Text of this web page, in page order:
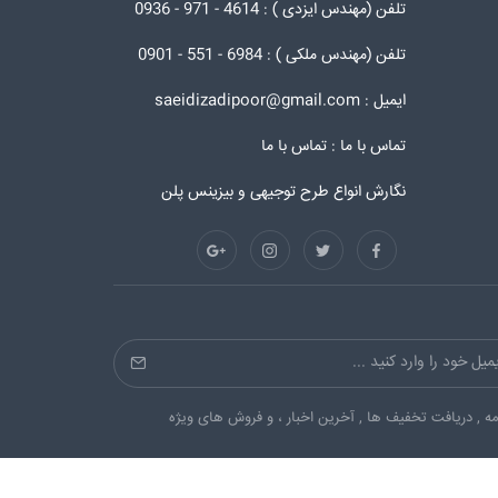
تلفن (مهندس ایزدی ) : 4614 - 971 - 0936
تلفن (مهندس ملکی ) : 6984 - 551 - 0901
ایمیل : saeidizadipoor@gmail.com
تماس با ما :تماس با ما
نگارش انواع طرح توجیهی و بیزینس پلن
, دریافت تخفیف ها , آخرین اخبار ، و فروش های ویژه